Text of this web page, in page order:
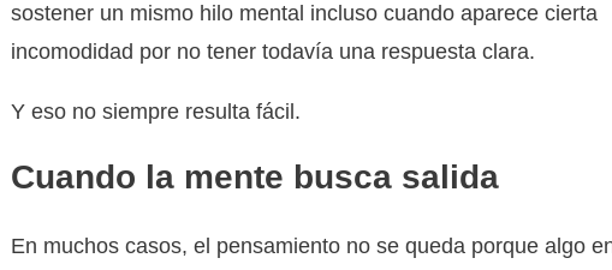
sostener un mismo hilo mental incluso cuando aparece cierta
incomodidad por no tener todavía una respuesta clara.
Y eso no siempre resulta fácil.
Cuando la mente busca salida
En muchos casos, el pensamiento no se queda porque algo